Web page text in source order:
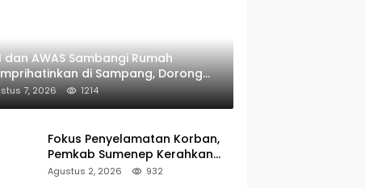
dan AWAS Sambangi Rumah
di Sampang, Dorong
Beri Bantuan RTLH
7, 2026 1214
Fokus Penyelamatan Korban,
Pemkab Sumenep Kerahkan
Tim Medis dan Ambulans ke
Agustus 2, 2026 932